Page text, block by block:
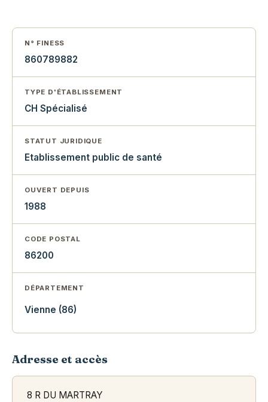
N° FINESS
860789882
TYPE D'ÉTABLISSEMENT
CH Spécialisé
STATUT JURIDIQUE
Etablissement public de santé
OUVERT DEPUIS
1988
CODE POSTAL
86200
DÉPARTEMENT
Vienne (86)
Adresse et accès
8 R DU MARTRAY